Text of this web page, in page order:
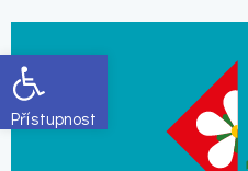
Open toolbar